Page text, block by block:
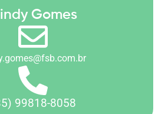
Gomes
99818-8058